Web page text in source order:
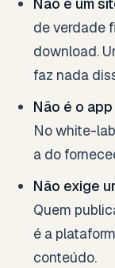
Não é um
de verdade
download.
faz nada
Não é o
No white-
a do
Não exige
Quem
é a
conteúdo.